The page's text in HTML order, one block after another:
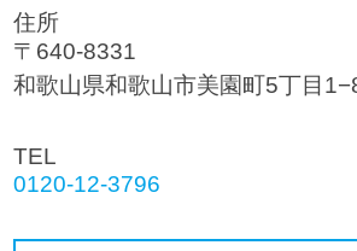
住所
〒640-8331
和歌山県和歌山市美園町5丁目
TEL
0120-12-3796